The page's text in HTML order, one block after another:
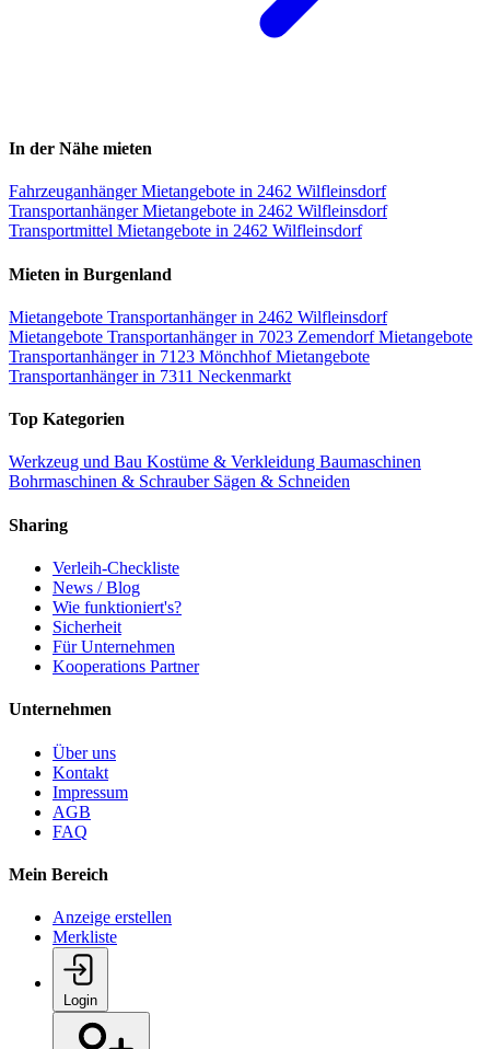
In der Nähe mieten
Fahrzeuganhänger Mietangebote in 2462 Wilfleinsdorf
Transportanhänger Mietangebote in 2462 Wilfleinsdorf
Transportmittel Mietangebote in 2462 Wilfleinsdorf
Mieten in Burgenland
Mietangebote Transportanhänger in 2462 Wilfleinsdorf
Mietangebote Transportanhänger in 7023 ZemendorfMietangebote
Transportanhänger in 7123 MönchhofMietangebote
Transportanhänger in 7311 Neckenmarkt
Top Kategorien
Werkzeug und Bau Kostüme & Verkleidung Baumaschinen
Bohrmaschinen & Schrauber Sägen & Schneiden
Sharing
Verleih-Checkliste
News / Blog
Wie funktioniert's?
Sicherheit
Für Unternehmen
Kooperations Partner
Unternehmen
Über uns
Kontakt
Impressum
AGB
FAQ
Mein Bereich
Anzeige erstellen
Merkliste
Login